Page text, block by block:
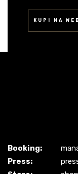
KUPI NA
Booking:
Press: